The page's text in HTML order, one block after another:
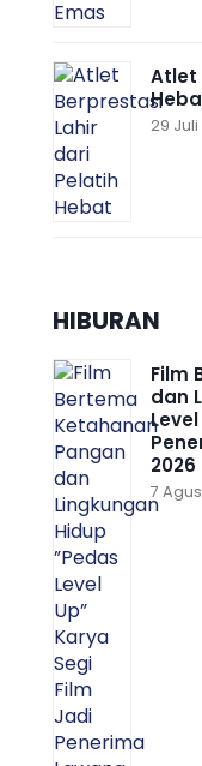
Atlet
29 Juli
HIBURAN
Film
dan
2026
7